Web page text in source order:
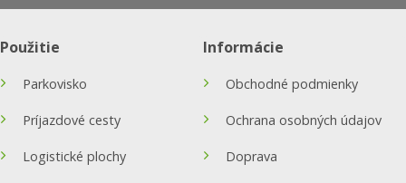
Použitie
Parkovisko
Príjazdové cesty
Logistické plochy
Informácie
Obchodné podmienky
Ochrana osobných údajov
Doprava